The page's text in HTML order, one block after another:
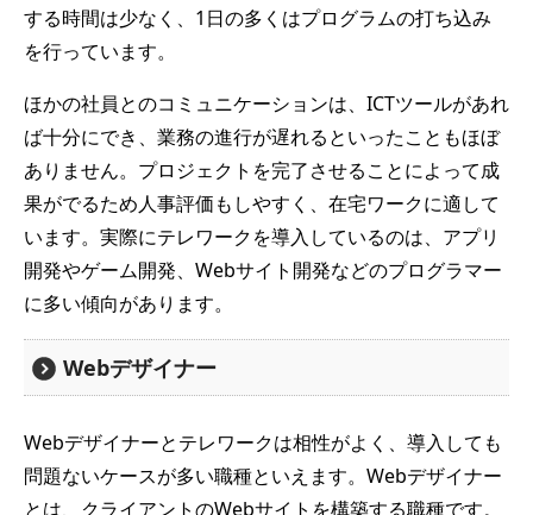
する時間は少なく、1日の多くはプログラムの打ち込み
を行っています。
ほかの社員とのコミュニケーションは、ICTツールがあれ
ば十分にでき、業務の進行が遅れるといったこともほぼ
ありません。プロジェクトを完了させることによって成
果がでるため人事評価もしやすく、在宅ワークに適して
います。実際にテレワークを導入しているのは、アプリ
開発やゲーム開発、Webサイト開発などのプログラマー
に多い傾向があります。
Webデザイナー
Webデザイナーとテレワークは相性がよく、導入しても
問題ないケースが多い職種といえます。Webデザイナー
とは、クライアントのWebサイトを構築する職種です。